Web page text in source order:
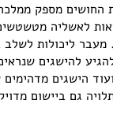
החושים מספק
לאשליה
ליכולות לשלב
להישגים
הישגים
גם ביישום